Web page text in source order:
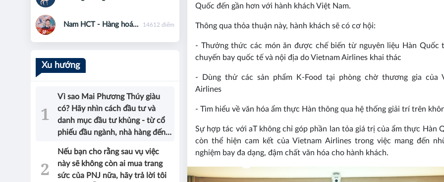
Quốc đến gần hơn với hành khách Việt Nam.
Thông qua thỏa thuận này, hành khách sẽ có cơ hội:
- Thưởng thức các món ăn được chế biến từ nguyên liệu Hàn Quốc
chuyến bay quốc tế và nội địa do Vietnam Airlines khai thác
- Dùng thử các sản phẩm K-Food tại phòng chờ thương gia của
Airlines
- Tìm hiểu về văn hóa ẩm thực Hàn thông qua hệ thống giải trí trên
Sự hợp tác với aT không chỉ góp phần lan tỏa giá trị của ẩm thực Hàn
còn thể hiện cam kết của Vietnam Airlines trong việc mang đến
nghiệm bay đa dạng, đậm chất văn hóa cho hành khách.
Nam HCT - Hàng hoá phái sinh - 0867091553 14612 điểm
Xu hướng
Vì sao Mai Phương Thúy giàu
có? Hãy nhìn cách đầu tư và
danh mục đầu tư khủng - từ cổ
phiếu đầu ngành, nhà hàng đến
được câu trả lời!
Nếu bạn cho rằng sau vụ việc
này sẽ không còn ai mua trang
sức của PNJ nữa, hãy trả lời tôi